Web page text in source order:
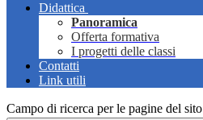
Didattica
Panoramica
Offerta formativa
I progetti delle classi
Contatti
Link utili
Campo di ricerca per le pagine del sito